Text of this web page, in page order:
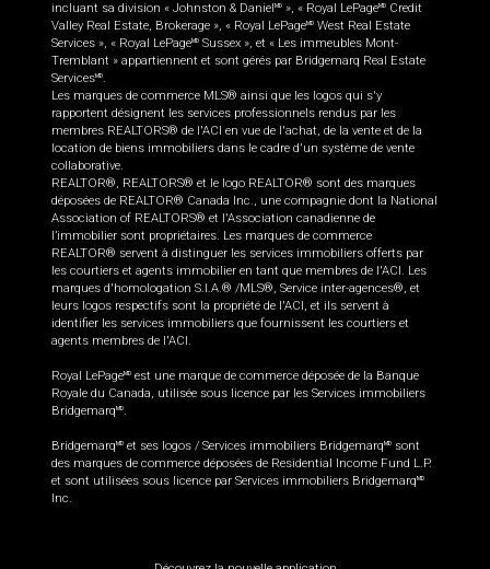
incluant sa division « Johnston & Daniel MD », « Royal LePageMD
Credit
Valley Real Estate, Brokerage », « Royal LePageMD West Real Estate
Services », « Royal LePageMD Sussex », et « Les immeubles Mont-
Tremblant » appartiennent et sont gérés par Bridgemarq Real Estate
ServicesMD.
Les marques de commerce MLS® ainsi que les logos qui s'y
rapportent désignent les services professionnels rendus par les
membres REALTORS® de l'ACI en vue de l'achat, de la vente et de la
location de biens immobiliers dans le cadre d'un système de vente
collaborative.
REALTOR®, REALTORS® et le logo REALTOR® sont des marques
déposées de REALTOR® Canada Inc., une compagnie dont la National
Association of REALTORS® et l'Association canadienne de
l’immobilier sont propriétaires. Les marques de commerce
REALTOR® servent à distinguer les services immobiliers offerts par
les courtiers et agents immobilier en tant que membres de l'ACI. Les
marques d'homologation S.I.A.® /MLS®, Service inter-agences®, et
leurs logos respectifs sont la propriété de l'ACI, et ils servent à
identifier les services immobiliers que fournissent les courtiers et
agents membres de l'ACI.
Royal LePageMD est une marque de commerce déposée de la Banque
Royale du Canada, utilisée sous licence par les Services immobiliers
BridgemarqMD.
BridgemarqMD et ses logos / Services immobiliers BridgemarqMD
sont
des marques de commerce déposées de Residential Income Fund L.P.
et sont utilisées sous licence par Services immobiliers BridgemarqMD
Inc.